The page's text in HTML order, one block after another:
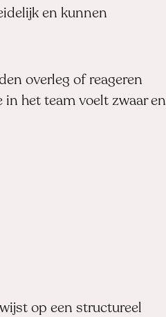
en kunnen
overleg of reageren
het team voelt zwaar en
op een structureel